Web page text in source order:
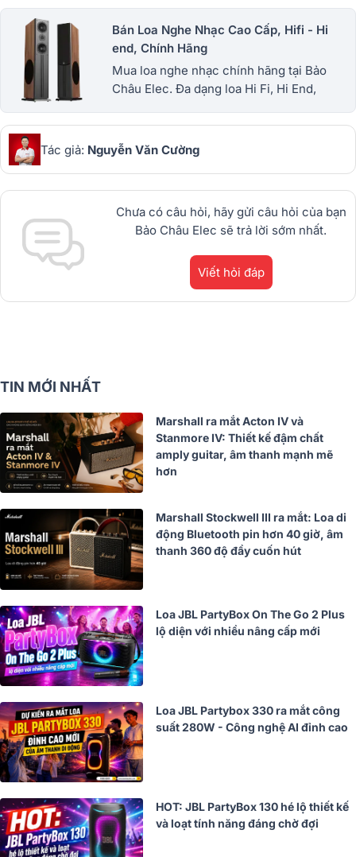
Jamo nhanh.
Bán Loa Nghe Nhạc Cao Cấp, Hifi - Hi
end, Chính Hãng
Mua loa nghe nhạc chính hãng tại Bảo
Châu Elec. Đa dạng loa Hi Fi, Hi End,
Klipsch... Giá tốt trên thị trường, Có trả góp
Tác giả: Nguyễn Văn Cường
Chưa có câu hỏi, hãy gửi câu hỏi của bạn
Bảo Châu Elec sẽ trả lời sớm nhất.
Viết hỏi đáp
TIN MỚI NHẤT
Marshall ra mắt Acton IV và
Stanmore IV: Thiết kế đậm chất
amply guitar, âm thanh mạnh mẽ
hơn
Marshall Stockwell III ra mắt: Loa di
động Bluetooth pin hơn 40 giờ, âm
thanh 360 độ đầy cuốn hút
Loa JBL PartyBox On The Go 2 Plus
lộ diện với nhiều nâng cấp mới
Loa JBL Partybox 330 ra mắt công
suất 280W - Công nghệ AI đỉnh cao
HOT: JBL PartyBox 130 hé lộ thiết kế
và loạt tính năng đáng chờ đợi